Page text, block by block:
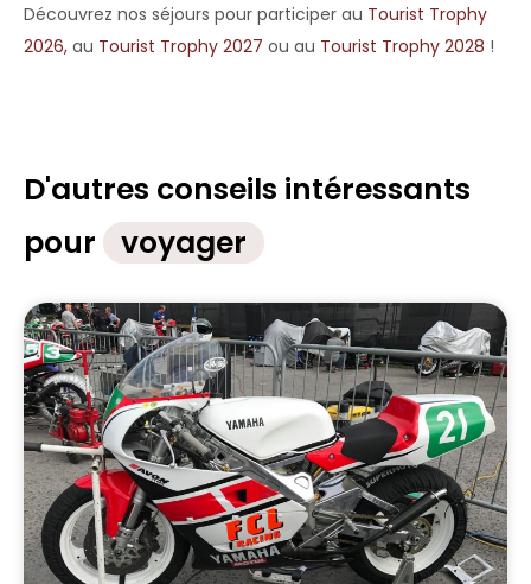
Découvrez nos séjours pour participer au Tourist Trophy
2026, au Tourist Trophy 2027 ou au Tourist Trophy 2028 !
D'autres conseils intéressants
pour
voyager